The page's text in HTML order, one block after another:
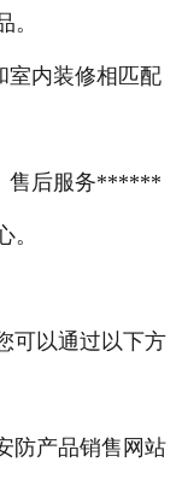
室内装修相匹配
售后服务******
。
以通过以下方
产品销售网站